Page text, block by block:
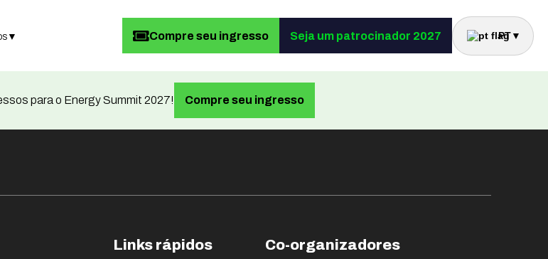
▼ Compre seu ingresso Seja um patrocinador 2027 PT▼
para o Energy Summit 2027! Compre seu ingresso
Links rápidos Co-organizadores